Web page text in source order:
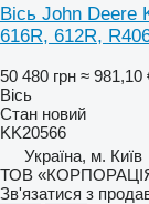
Вісь John Deere
616R, 612R,
50 480 грн ≈ 981,10
Вісь
Стан новий
KK20566
Україна, м. Київ
ТОВ
Зв'язатися з